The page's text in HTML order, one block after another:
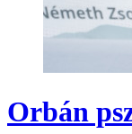
Orbán